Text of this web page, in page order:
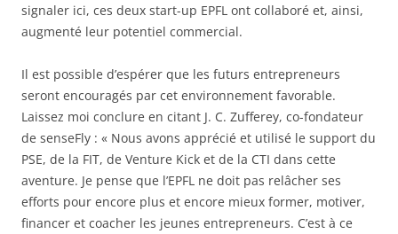
signaler ici, ces deux start-up EPFL ont collaboré et, ainsi,
augmenté leur potentiel commercial.
Il est possible d’espérer que les futurs entrepreneurs
seront encouragés par cet environnement favorable.
Laissez moi conclure en citant J. C. Zufferey, co-fondateur
de senseFly : « Nous avons apprécié et utilisé le support du
PSE, de la FIT, de Venture Kick et de la CTI dans cette
aventure. Je pense que l’EPFL ne doit pas relâcher ses
efforts pour encore plus et encore mieux former, motiver,
financer et coacher les jeunes entrepreneurs. C’est à ce